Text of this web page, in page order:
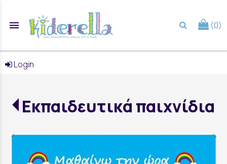
menu (0)
Login
Εκπαιδευτικά παιχνίδια